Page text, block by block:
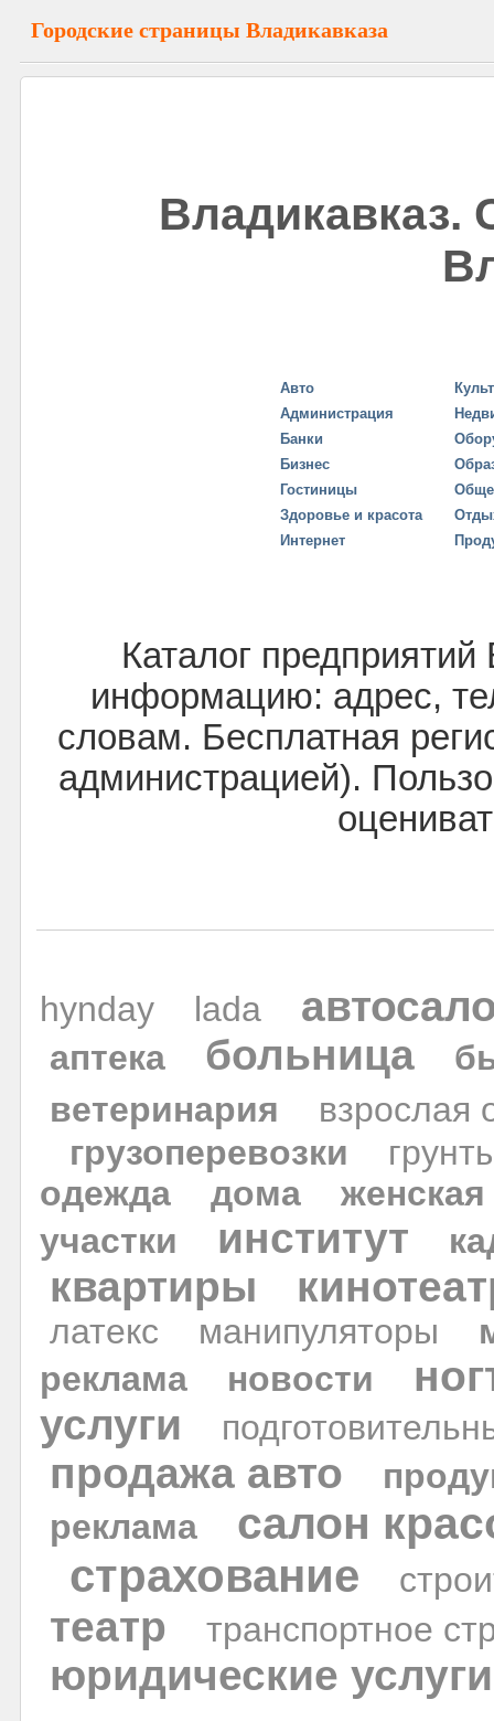
Городские страницы Владикавказа
Владикавказ.
Авто
Администрация
Банки
Бизнес
Гостиницы
Здоровье и красота
Интернет
Каталог
информацию: адрес,
словам. Бесплатная
администрацией).
hynday lada
аптека больница
ветеринария
взрослая
грузоперевозки
одежда
дома
участки
институт
квартиры
латекс манипуляторы
реклама
новости
услуги
продажа авто
реклама
салон
страхование
театр транспортное
юридические услуги